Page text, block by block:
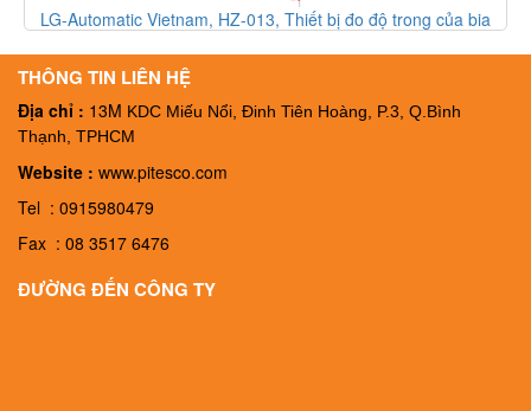
LG-Automatic Vietnam, HZ-013, Thiết bị đo độ trong của bia
THÔNG TIN LIÊN HỆ
Địa chỉ : 13M KDC Miếu Nổi, Đinh Tiên Hoàng, P.3, Q.Bình
Thạnh, TPHCM
Website : www.pitesco.com
Tel : 0915980479
Fax : 08 3517 6476
ĐƯỜNG ĐẾN CÔNG TY